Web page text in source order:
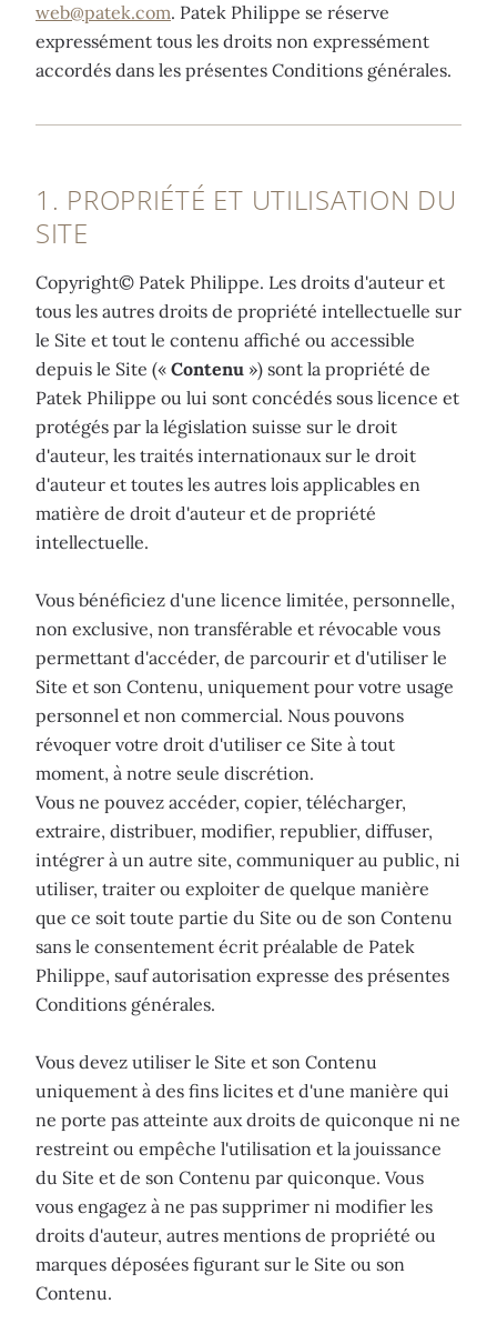
web@patek.com. Patek Philippe se réserve
expressément tous les droits non expressément
accordés dans les présentes Conditions générales.
1. PROPRIÉTÉ ET UTILISATION DU
SITE
Copyright© Patek Philippe. Les droits d'auteur et
tous les autres droits de propriété intellectuelle sur
le Site et tout le contenu affiché ou accessible
depuis le Site (« Contenu ») sont la propriété de
Patek Philippe ou lui sont concédés sous licence et
protégés par la législation suisse sur le droit
d'auteur, les traités internationaux sur le droit
d'auteur et toutes les autres lois applicables en
matière de droit d'auteur et de propriété
intellectuelle.
Vous bénéficiez d'une licence limitée, personnelle,
non exclusive, non transférable et révocable vous
permettant d'accéder, de parcourir et d'utiliser le
Site et son Contenu, uniquement pour votre usage
personnel et non commercial. Nous pouvons
révoquer votre droit d'utiliser ce Site à tout
moment, à notre seule discrétion.
Vous ne pouvez accéder, copier, télécharger,
extraire, distribuer, modifier, republier, diffuser,
intégrer à un autre site, communiquer au public, ni
utiliser, traiter ou exploiter de quelque manière
que ce soit toute partie du Site ou de son Contenu
sans le consentement écrit préalable de Patek
Philippe, sauf autorisation expresse des présentes
Conditions générales.
Vous devez utiliser le Site et son Contenu
uniquement à des fins licites et d'une manière qui
ne porte pas atteinte aux droits de quiconque ni ne
restreint ou empêche l'utilisation et la jouissance
du Site et de son Contenu par quiconque. Vous
vous engagez à ne pas supprimer ni modifier les
droits d'auteur, autres mentions de propriété ou
marques déposées figurant sur le Site ou son
Contenu.